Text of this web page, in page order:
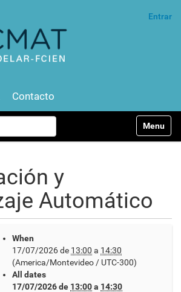
Entrar
Contacto
Toggle
y
Automático
When
17/07/2026de 13:00 a 14:30
(America/Montevideo / UTC-300)
All dates
17/07/2026de 13:00a 14:30